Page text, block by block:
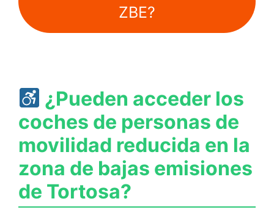
ZBE?
¿Pueden acceder los
coches de personas de
movilidad reducida en la
zona de bajas emisiones
de Tortosa?